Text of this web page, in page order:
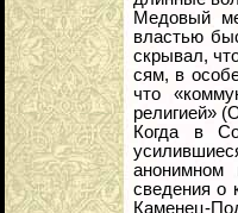
Медовый
властью
скрывал,
сям, в
что
религией»
Когда в
сведения о
Каменец-